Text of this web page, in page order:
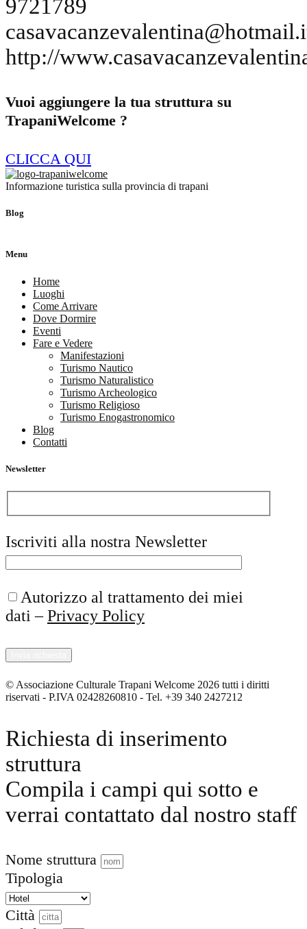
9721789
http://
Vuoi aggiungere la tua struttura su
TrapaniWelcome ?
CLICCA QUI
Informazione turistica sulla provincia di trapani
Blog
Menu
Home
Luoghi
Come Arrivare
Dove Dormire
Eventi
Fare e Vedere
Manifestazioni
Turismo Nautico
Turismo Naturalistico
Turismo Archeologico
Turismo Religioso
Turismo Enogastronomico
Blog
Contatti
Newsletter
Iscriviti alla nostra Newsletter
Autorizzo al trattamento dei miei
dati –Privacy Policy
© Associazione Culturale Trapani Welcome 2026 tutti i diritti
riservati - P.IVA 02428260810 - Tel. +39 340 2427212
Richiesta di inserimento
struttura
Compila i campi qui sotto e
verrai contattato dal nostro staff
Nome struttura
Tipologia
Città